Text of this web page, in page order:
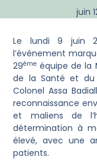
juin
Le lundi 9 juin
l’événement
29ème équipe de la
de la Santé et du
Colonel Assa
reconnaissance
et maliens de
détermination à
élevé, avec une
patients.